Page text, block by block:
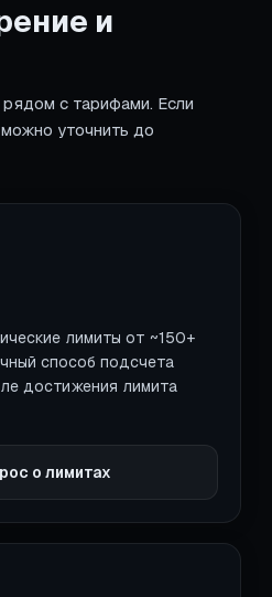
и
с тарифами. Если
уточнить до
лимиты от ~150+
способ подсчета
достижения лимита
о лимитах